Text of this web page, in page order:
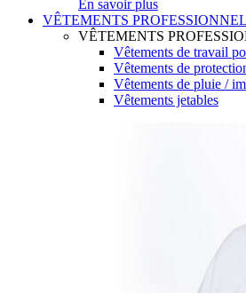
En savoir plus
VÊTEMENTS
VÊTEMENTS
Vêtements de travail
Vêtements de
Vêtements de pluie /
Vêtements jetables